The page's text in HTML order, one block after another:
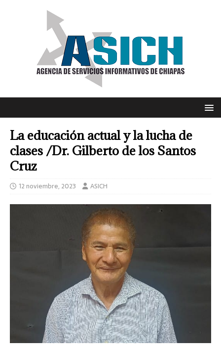
La educación actual y la lucha de
clases /Dr. Gilberto de los Santos
Cruz
12 noviembre, 2023 ASICH